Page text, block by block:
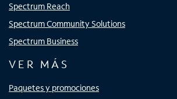
Spectrum Reach
Spectrum Community Solutions
Spectrum Business
VER MÁS
Paquetes y promociones